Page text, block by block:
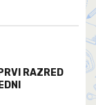
RAZRED